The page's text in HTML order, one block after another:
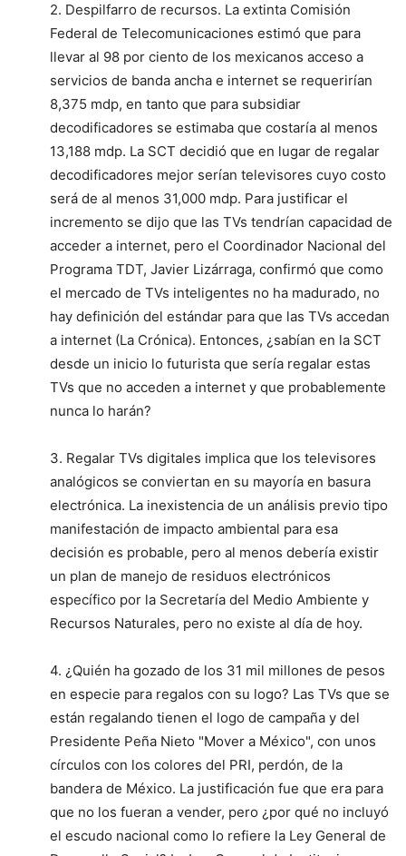
2. Despilfarro de recursos. La extinta Comisión
Federal de Telecomunicaciones estimó que para
llevar al 98 por ciento de los mexicanos acceso a
servicios de banda ancha e internet se requerirían
8,375 mdp, en tanto que para subsidiar
decodificadores se estimaba que costaría al menos
13,188 mdp. La SCT decidió que en lugar de regalar
decodificadores mejor serían televisores cuyo costo
será de al menos 31,000 mdp. Para justificar el
incremento se dijo que las TVs tendrían capacidad de
acceder a internet, pero el Coordinador Nacional del
Programa TDT, Javier Lizárraga, confirmó que como
el mercado de TVs inteligentes no ha madurado, no
hay definición del estándar para que las TVs accedan
a internet (La Crónica). Entonces, ¿sabían en la SCT
desde un inicio lo futurista que sería regalar estas
TVs que no acceden a internet y que probablemente
nunca lo harán?
3. Regalar TVs digitales implica que los televisores
analógicos se conviertan en su mayoría en basura
electrónica. La inexistencia de un análisis previo tipo
manifestación de impacto ambiental para esa
decisión es probable, pero al menos debería existir
un plan de manejo de residuos electrónicos
específico por la Secretaría del Medio Ambiente y
Recursos Naturales, pero no existe al día de hoy.
4. ¿Quién ha gozado de los 31 mil millones de pesos
en especie para regalos con su logo? Las TVs que se
están regalando tienen el logo de campaña y del
Presidente Peña Nieto "Mover a México", con unos
círculos con los colores del PRI, perdón, de la
bandera de México. La justificación fue que era para
que no los fueran a vender, pero ¿por qué no incluyó
el escudo nacional como lo refiere la Ley General de